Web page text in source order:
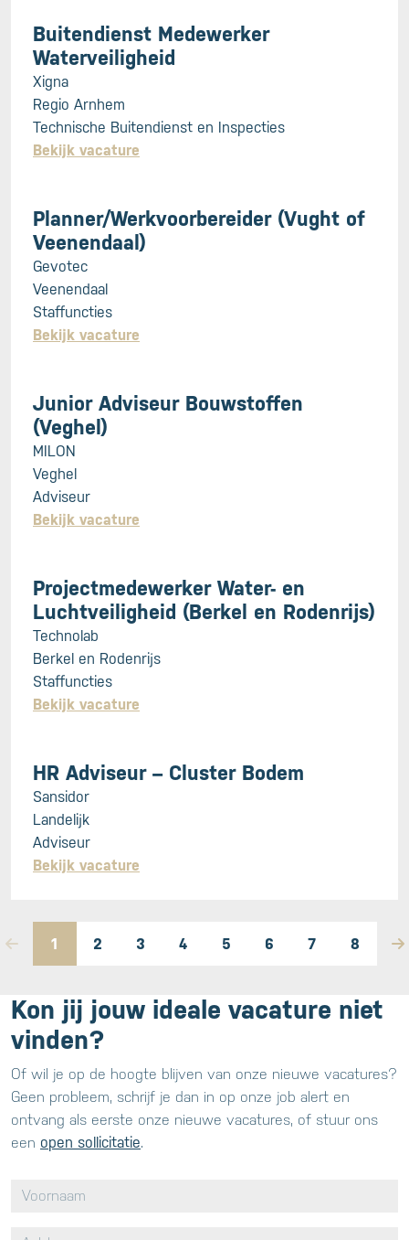
Buitendienst Medewerker
Waterveiligheid
Xigna
Regio Arnhem
Technische Buitendienst en Inspecties
Bekijk vacature
Planner/Werkvoorbereider (Vught of
Veenendaal)
Gevotec
Veenendaal
Staffuncties
Bekijk vacature
Junior Adviseur Bouwstoffen
(Veghel)
MILON
Veghel
Adviseur
Bekijk vacature
Projectmedewerker Water- en
Luchtveiligheid (Berkel en Rodenrijs)
Technolab
Berkel en Rodenrijs
Staffuncties
Bekijk vacature
HR Adviseur – Cluster Bodem
Sansidor
Landelijk
Adviseur
Bekijk vacature
1 2 3 4 5 6 7 8
Kon jij jouw ideale vacature niet
vinden?
Of wil je op de hoogte blijven van onze nieuwe vacatures?
Geen probleem, schrijf je dan in op onze job alert en
ontvang als eerste onze nieuwe vacatures, of stuur ons
een open sollicitatie.